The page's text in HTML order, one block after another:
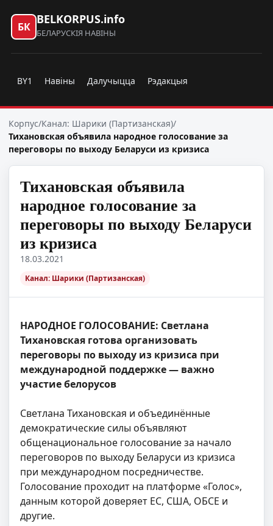
БК
BELKORPUS.info
БЕЛАРУСКІЯ НАВІНЫ
BY1 Навіны Далучыцца Рэдакцыя
Корпус/Канал: Шарики (Партизанская)/
Тихановская объявила народное голосование за
переговоры по выходу Беларуси из кризиса
Тихановская объявила
народное голосование за
переговоры по выходу Беларуси
из кризиса
18.03.2021
Канал: Шарики (Партизанская)
НАРОДНОЕ ГОЛОСОВАНИЕ: Светлана
Тихановская готова организовать
переговоры по выходу из кризиса при
международной поддержке — важно
участие белорусов
Светлана Тихановская и объединённые
демократические силы объявляют
общенациональное голосование за начало
переговоров по выходу Беларуси из кризиса
при международном посредничестве.
Голосование проходит на платформе «Голос»,
данным которой доверяет ЕС, США, ОБСЕ и
другие.